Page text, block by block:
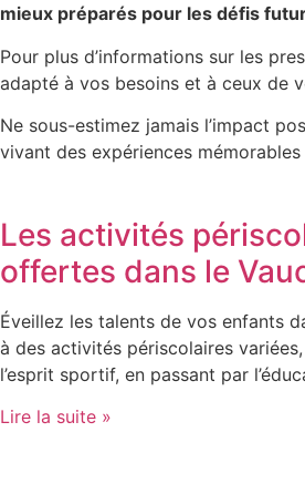
mieux préparés pour les défis
Pour plus d’informations sur les
adapté à vos besoins et à ceux de
Ne sous-estimez jamais l’impact
vivant des expériences
Les activités
offertes dans le
Éveillez les talents de vos enfants
à des activités périscolaires
l’esprit sportif, en passant par
Lire la suite »